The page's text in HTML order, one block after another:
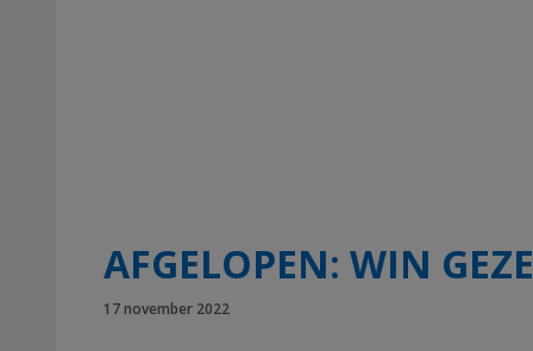
AFGELOPEN: WIN
17 november 2022